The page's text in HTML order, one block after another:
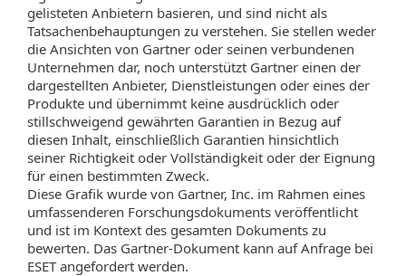
gelisteten Anbietern basieren, und sind nicht als
Tatsachenbehauptungen zu verstehen. Sie stellen weder
die Ansichten von Gartner oder seinen verbundenen
Unternehmen dar, noch unterstützt Gartner einen der
dargestellten Anbieter, Dienstleistungen oder eines der
Produkte und übernimmt keine ausdrücklich oder
stillschweigend gewährten Garantien in Bezug auf
diesen Inhalt, einschließlich Garantien hinsichtlich
seiner Richtigkeit oder Vollständigkeit oder der Eignung
für einen bestimmten Zweck.
Diese Grafik wurde von Gartner, Inc. im Rahmen eines
umfassenderen Forschungsdokuments veröffentlicht
und ist im Kontext des gesamten Dokuments zu
bewerten. Das Gartner‑Dokument kann auf Anfrage bei
ESET angefordert werden.